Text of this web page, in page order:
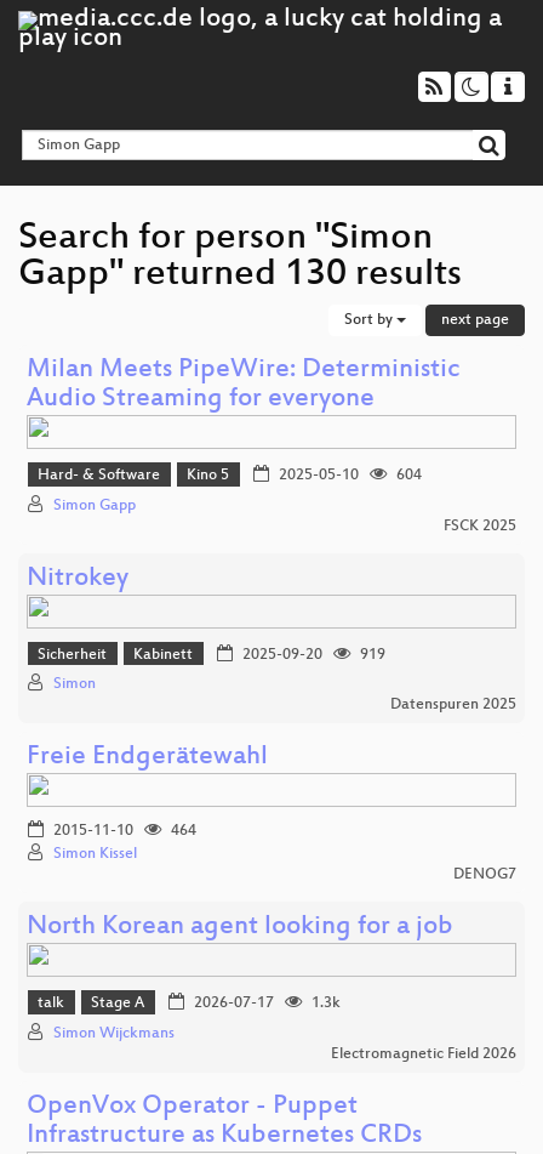
Search for person "Simon
Gapp" returned 130 results
Sort by next page
Milan Meets PipeWire: Deterministic
Audio Streaming for everyone
Hard- & Software Kino 5 2025-05-10
604
Simon Gapp
FSCK 2025
Nitrokey
Sicherheit Kabinett 2025-09-20
919
Simon
Datenspuren 2025
Freie Endgerätewahl
2015-11-10
464
Simon Kissel
DENOG7
North Korean agent looking for a job
talk Stage A 2026-07-17
1.3k
Simon Wijckmans
Electromagnetic Field 2026
OpenVox Operator - Puppet
Infrastructure as Kubernetes CRDs